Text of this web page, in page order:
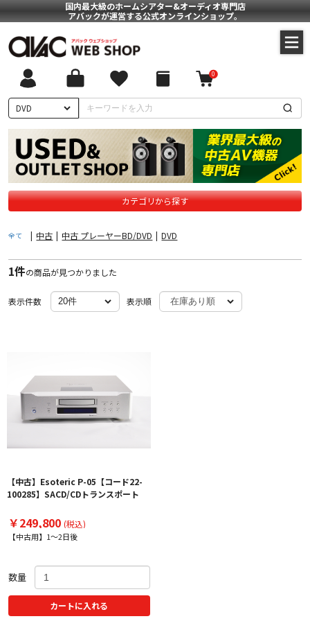
国内最大級のホームシアター&オーディオ専門店
アバックが運営する公式オンラインショップ。
DVD
0
カテゴリから探す
全て | 中古 | 中古 プレーヤーBD/DVD | DVD
1件の商品が見つかりました
表示件数 表示順
【中古】Esoteric P-05【コード22-
100285】SACD/CDトランスポート
￥249,800 (税込)
【中古用】1～2日後
数量
カートに入れる
いて
基づく表記
リシー